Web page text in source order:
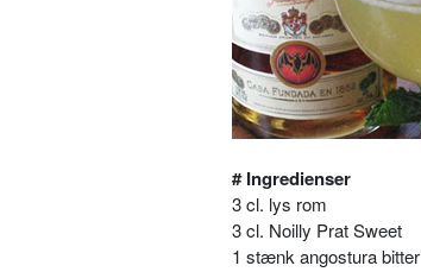
# Ingredienser
3 cl. lys rom
3 cl. Noilly Prat Sweet
1 stænk angostura bitter